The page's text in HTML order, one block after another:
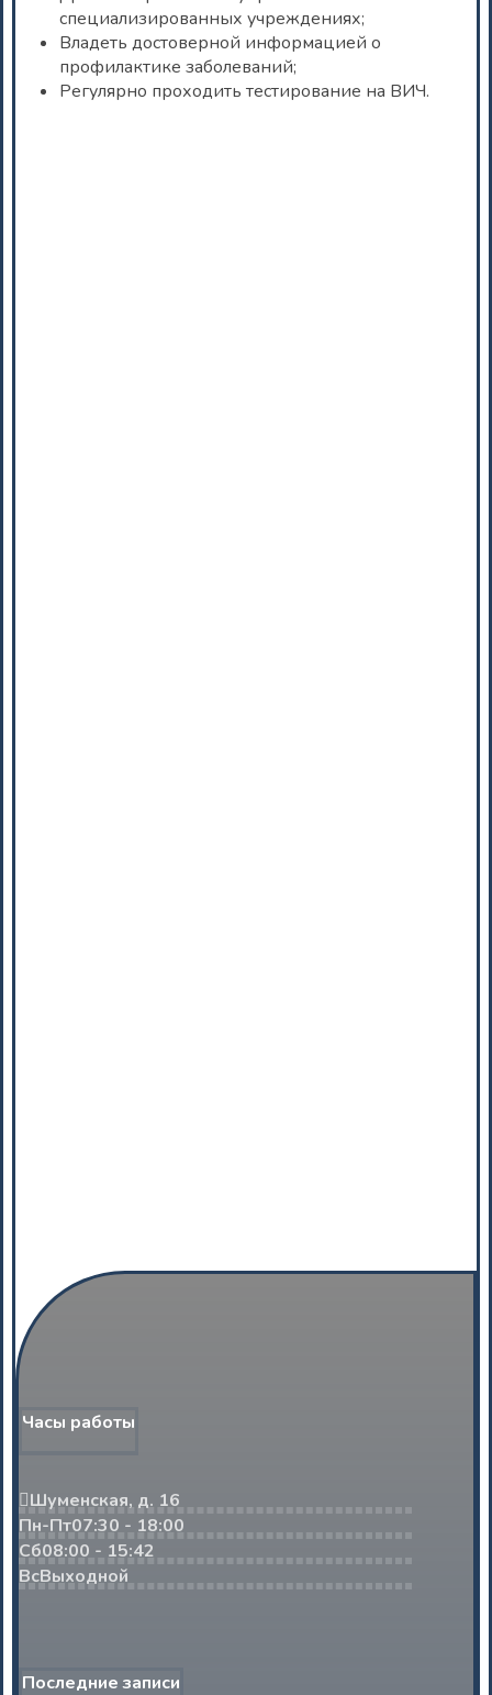
специализированных учреждениях;
Владеть достоверной информацией о
профилактике заболеваний;
Регулярно проходить тестирование на ВИЧ.
Часы работы
Шуменская, д. 16
Пн-Пт07:30 - 18:00
Сб08:00 - 15:42
ВсВыходной
Последние записи